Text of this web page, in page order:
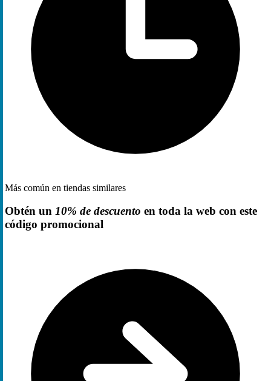
Más común en tiendas similares
Obtén un 10% de descuento en toda la web con este
código promocional